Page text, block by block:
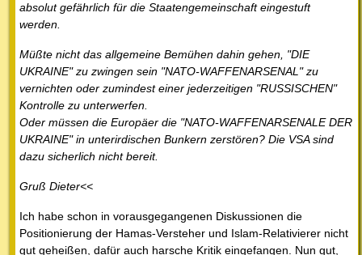
absolut gefährlich für die Staatengemeinschaft eingestuft
werden.
Müßte nicht das allgemeine Bemühen dahin gehen, "DIE
UKRAINE" zu zwingen sein "NATO-WAFFENARSENAL" zu
vernichten oder zumindest einer jederzeitigen "RUSSISCHEN"
Kontrolle zu unterwerfen.
Oder müssen die Europäer die "NATO-WAFFENARSENALE DER
UKRAINE" in unterirdischen Bunkern zerstören? Die VSA sind
dazu sicherlich nicht bereit.
Gruß Dieter<<
Ich habe schon in vorausgegangenen Diskussionen die
Positionierung der Hamas-Versteher und Islam-Relativierer nicht
gut geheißen, dafür auch harsche Kritik eingefangen. Nun gut,